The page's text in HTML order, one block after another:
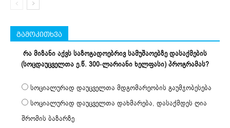
გამოკითხვა
რა მიზანი აქვს საზოგადოებრივ სამუშაოებზე დასაქმების
(სოცდაუცველთა ე.წ. 300-ლარიანი ხელფასი) პროგრამას?
სოციალურად დაუცველთა მდგომარეობის გაუმჯობესება
სოციალურად დაუცველთა დახმარება, დასაქმდეს ღია
შრომის ბაზარზე